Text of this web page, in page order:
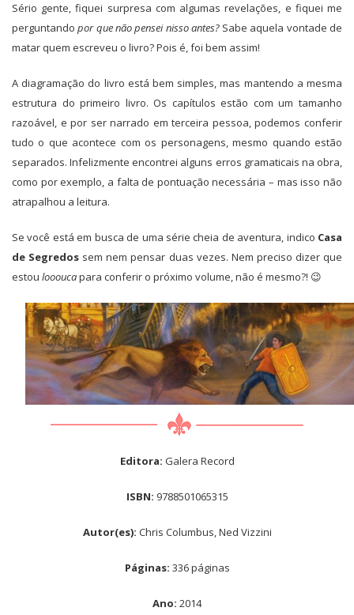
Sério gente, fiquei surpresa com algumas revelações, e fiquei me
perguntandopor que não pensei nisso antes?Sabe aquela vontade de
matar quem escreveu o livro? Pois é, foi bem assim!
A diagramação do livro está bem simples, mas mantendo a mesma
estrutura do primeiro livro. Os capítulos estão com um tamanho
razoável, e por ser narrado em terceira pessoa, podemos conferir
tudo o que acontece com os personagens, mesmo quando estão
separados. Infelizmente encontrei alguns erros gramaticais na obra,
como por exemplo, a falta de pontuação necessária – mas isso não
atrapalhou a leitura.
Se você está em busca de uma série cheia de aventura, indico Casa
de Segredos sem nem pensar duas vezes. Nem preciso dizer que
estou loooucapara conferir o próximo volume, não é mesmo?! 😉
Editora: Galera Record
ISBN: 9788501065315
Autor(es): Chris Columbus, Ned Vizzini
Páginas: 336 páginas
Ano: 2014